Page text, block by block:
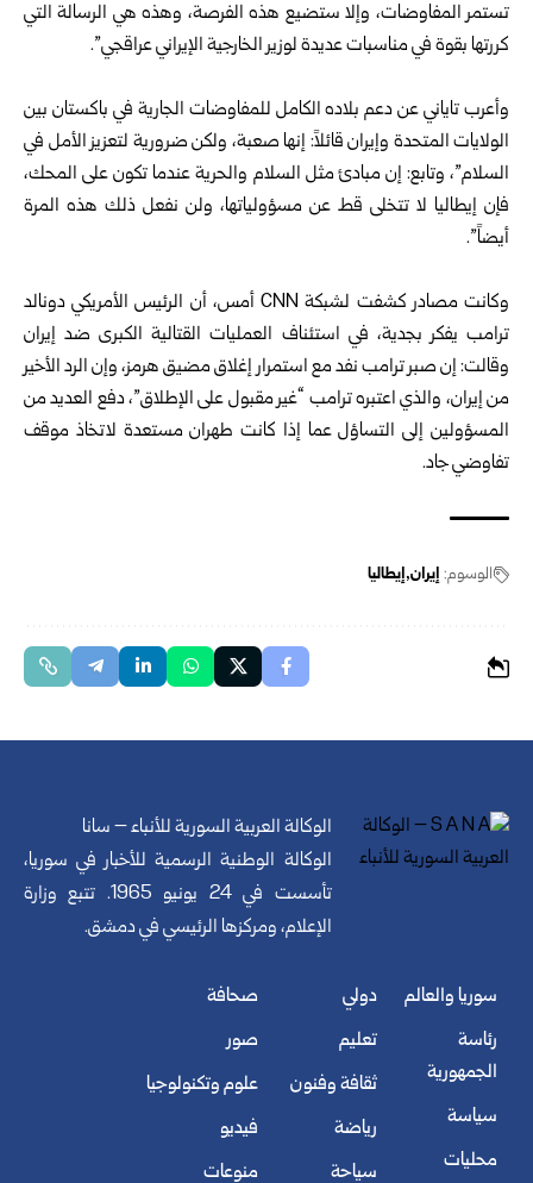
‏تستمر المفاوضات، وإلا ستضيع هذه الفرصة، وهذه هي الرسالة التي
‏كررتها بقوة في مناسبات عديدة لوزير الخارجية الإيراني عراقجي”.‏
وأعرب تاياني عن دعم بلاده الكامل للمفاوضات الجارية في باكستان بين
‏الولايات المتحدة وإيران قائلاً: إنها صعبة، ولكن ضرورية لتعزيز الأمل في
‏السلام”، وتابع: إن مبادئ مثل السلام والحرية عندما تكون على المحك،
فإن ‏إيطاليا لا تتخلى قط عن مسؤولياتها، ولن نفعل ذلك هذه المرة
أيضاً”.‏
وكانت مصادر كشفت لشبكة ‏CNN أمس، أن الرئيس الأمريكي دونالد
‏ترامب يفكر بجدية، في استئناف العمليات القتالية الكبرى ضد إيران
وقالت‏: إن صبر ترامب نفد مع استمرار إغلاق مضيق هرمز، وإن الرد الأخير
‏من إيران، والذي اعتبره ترامب “غير مقبول على الإطلاق”، دفع العديد من
‏المسؤولين إلى التساؤل عما إذا كانت طهران مستعدة لاتخاذ موقف
تفاوضي ‏جاد.‏
الوسوم: إيران إيطاليا
الوكالة العربية السورية للأنباء – سانا
الوكالة الوطنية الرسمية للأخبار في سوريا،
تأسست في 24 يونيو 1965. تتبع وزارة
الإعلام، ومركزها الرئيسي في دمشق.
سوريا والعالم
رئاسة
الجمهورية
سياسة
محليات
دولي
تعليم
ثقافة وفنون
رياضة
سياحة
صحافة
صور
علوم وتكنولوجيا
فيديو
منوعات